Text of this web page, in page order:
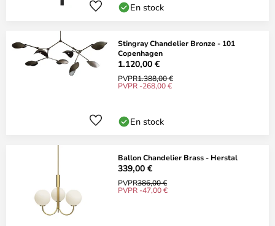
En stock
Stingray Chandelier Bronze - 101
Copenhagen
1.120,00 €
PVPR1.388,00 €
PVPR -268,00 €
En stock
Ballon Chandelier Brass - Herstal
339,00 €
PVPR386,00 €
PVPR -47,00 €